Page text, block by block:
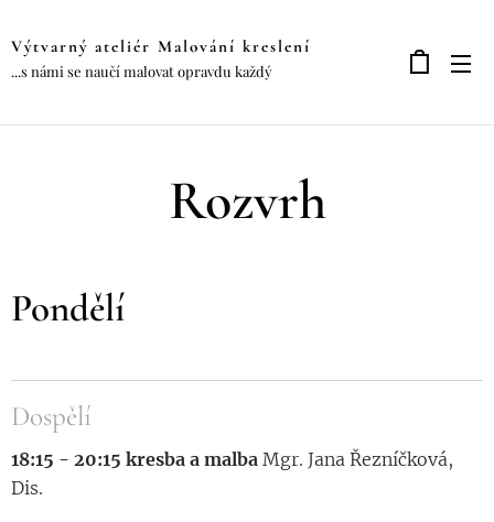
Výtvarný ateliér Malování kreslení
...s námi se naučí malovat opravdu každý
Rozvrh
Pondělí
Dospělí
18:15 - 20:15 kresba a malba Mgr. Jana Řezníčková,
Dis.